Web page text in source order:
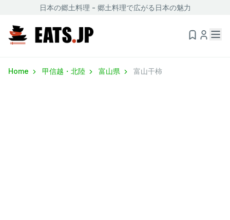
日本の郷土料理 - 郷土料理で広がる日本の魅力
Home 甲信越・北陸 富山県 富山干柿